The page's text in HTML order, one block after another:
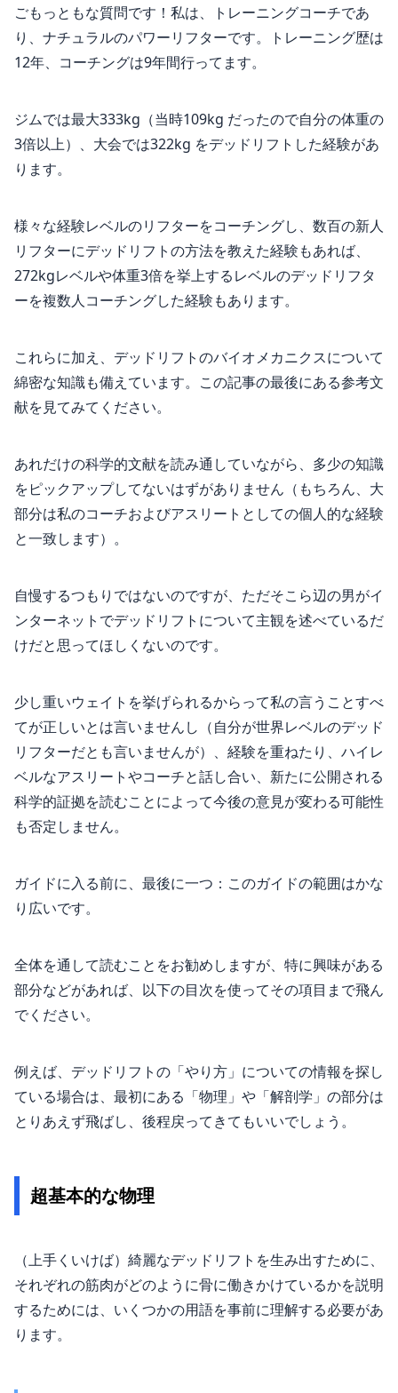
ごもっともな質問です！私は、トレーニングコーチであ
り、ナチュラルのパワーリフターです。トレーニング歴は
12年、コーチングは9年間行ってます。
ジムでは最大333kg（当時109kg だったので自分の体重の
3倍以上）、大会では322kg をデッドリフトした経験があ
ります。
様々な経験レベルのリフターをコーチングし、数百の新人
リフターにデッドリフトの方法を教えた経験もあれば、
272kgレベルや体重3倍を挙上するレベルのデッドリフタ
ーを複数人コーチングした経験もあります。
これらに加え、デッドリフトのバイオメカニクスについて
綿密な知識も備えています。この記事の最後にある参考文
献を見てみてください。
あれだけの科学的文献を読み通していながら、多少の知識
をピックアップしてないはずがありません（もちろん、大
部分は私のコーチおよびアスリートとしての個人的な経験
と一致します）。
自慢するつもりではないのですが、ただそこら辺の男がイ
ンターネットでデッドリフトについて主観を述べているだ
けだと思ってほしくないのです。
少し重いウェイトを挙げられるからって私の言うことすべ
てが正しいとは言いませんし（自分が世界レベルのデッド
リフターだとも言いませんが）、経験を重ねたり、ハイレ
ベルなアスリートやコーチと話し合い、新たに公開される
科学的証拠を読むことによって今後の意見が変わる可能性
も否定しません。
ガイドに入る前に、最後に一つ：このガイドの範囲はかな
り広いです。
全体を通して読むことをお勧めしますが、特に興味がある
部分などがあれば、以下の目次を使ってその項目まで飛ん
でください。
例えば、デッドリフトの「やり方」についての情報を探し
ている場合は、最初にある「物理」や「解剖学」の部分は
とりあえず飛ばし、後程戻ってきてもいいでしょう。
超基本的な物理
（上手くいけば）綺麗なデッドリフトを生み出すために、
それぞれの筋肉がどのように骨に働きかけているかを説明
するためには、いくつかの用語を事前に理解する必要があ
ります。